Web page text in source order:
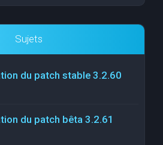
Sujets
du patch stable 3.2.60
du patch bêta 3.2.61